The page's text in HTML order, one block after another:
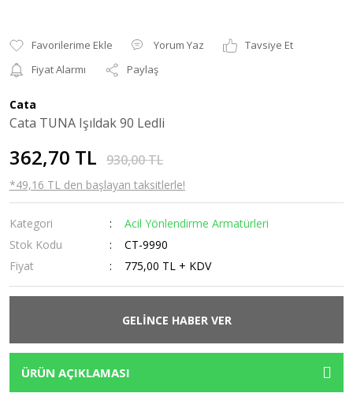
Yorum Yaz
Tavsiye Et
Fiyat Alarmı
Paylaş
Cata
Cata TUNA Işıldak 90 Ledli
362,70 TL 930,00 TL
*49,16 TL den başlayan taksitlerle!
Kategori
Acil Yönlendirme Armatürleri
Stok Kodu
CT-9990
Fiyat
775,00 TL + KDV
GELİNCE HABER VER
ÜRÜN AÇIKLAMASI